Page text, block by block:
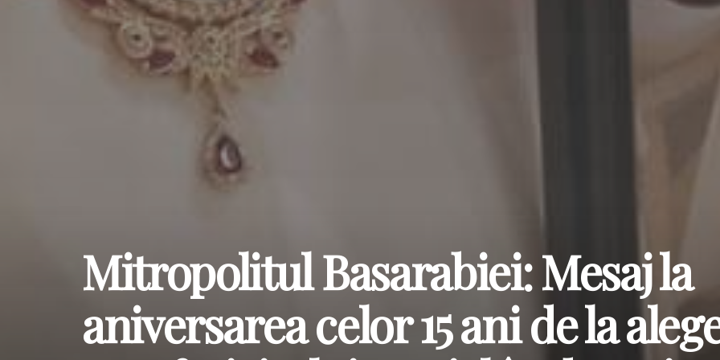
Mitropolitul Basarabiei: Mesaj la
aniversarea celor 15 ani de la